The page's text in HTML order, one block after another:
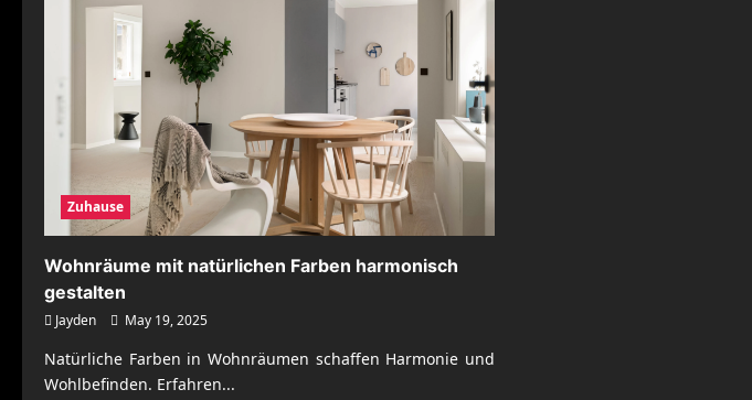
Zuhause
Wohnräume mit natürlichen Farben harmonisch
gestalten
Jayden May 19, 2025
Natürliche Farben in Wohnräumen schaffen Harmonie und
Wohlbefinden. Erfahren...